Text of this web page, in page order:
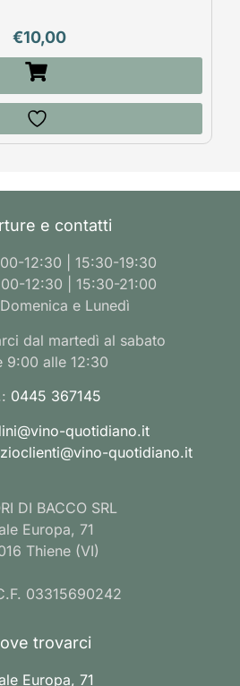
€10,00
e contatti
12:30 | 15:30-19:30
12:30 | 15:30-21:00
e Lunedì
dal martedì al sabato
9:00 alle 12:30
0445 367145
quotidiano.it
quotidiano.it
DI BACCO SRL
Europa, 71
Thiene (VI)
03315690242
trovarci
Europa, 71